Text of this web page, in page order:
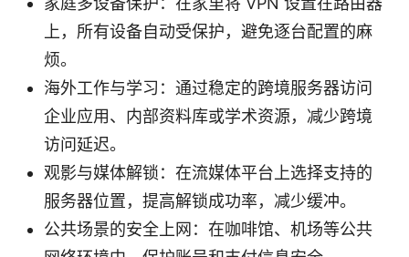
上，所有设备自动受保护，避免逐台配置的麻
烦。
海外工作与学习：通过稳定的跨境服务器访问
企业应用、内部资料库或学术资源，减少跨境
访问延迟。
观影与媒体解锁：在流媒体平台上选择支持的
服务器位置，提高解锁成功率，减少缓冲。
公共场景的安全上网：在咖啡馆、机场等公共